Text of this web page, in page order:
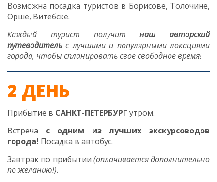
Возможна посадка туристов в Борисове, Толочине,
Орше, Витебске.
Каждый турист получитнаш авторский
путеводитель с лучшими и популярными локациями
города, чтобы спланировать свое свободное время!
2 ДЕНЬ
Прибытие в САНКТ-ПЕТЕРБУРГ утром.
Встреча с одним из лучших экскурсоводов
города! Посадка в автобус.
Завтрак по прибытии (оплачивается дополнительно
по желанию!).